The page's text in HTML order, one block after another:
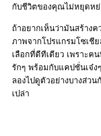
กับชีวิตของคุณไม่หยุดหย่
ถ้าอยากเห็นว่ามันสร้างค
ภาพจากโปรแกรมโซเชีย
เลือกที่ดีทีเดียว เพราะค
รักๆ พร้อมกับแคปชั่นเจ๋ง
ลองไปดูตัวอย่างบางส่วน
เปล่า